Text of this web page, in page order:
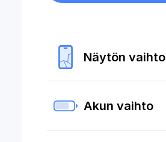
Näytön vaihto
Akun vaihto